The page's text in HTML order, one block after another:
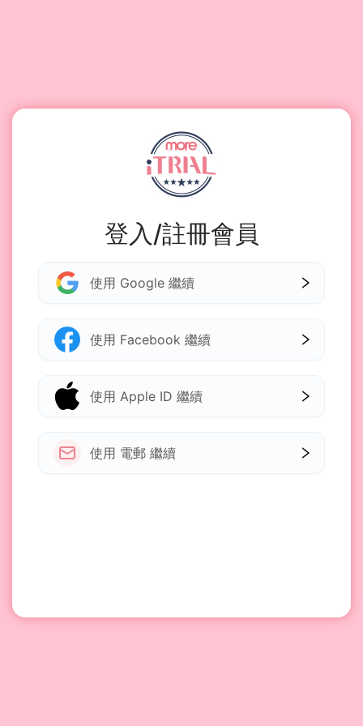
登入/註冊會員
使用 Google 繼續
使用 Facebook 繼續
使用 Apple ID 繼續
使用 電郵 繼續